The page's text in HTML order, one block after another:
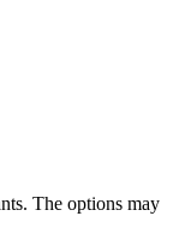
The options may